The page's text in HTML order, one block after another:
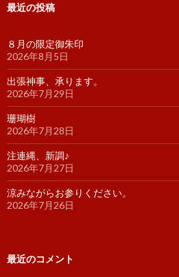
最近の投稿
８月の限定御朱印
2026年8月5日
出張神事、承ります。
2026年7月29日
珊瑚樹
2026年7月28日
注連縄、新調♪
2026年7月27日
涼みながらお参りください。
2026年7月26日
最近のコメント